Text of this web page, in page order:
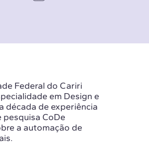
Federal do Cariri
em Design e
década de experiência
CoDe
a automação de